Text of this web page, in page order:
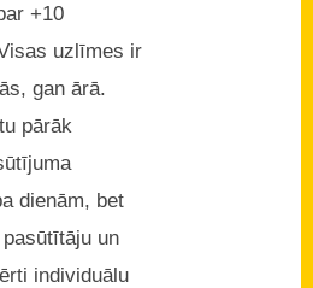
+10
uzlīmes ir
gan ārā.
pārāk
dienām, bet
un
individuālu